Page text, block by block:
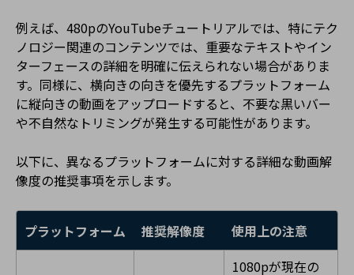
例えば、480pのYouTubeチュートリアルでは、特にテク
ノロジー関連のコンテンツでは、重要なテキストやイン
ターフェースの詳細を明確に伝えられない場合がありま
す。同様に、横向きの向きを優先するプラットフォーム
に縦向きの動画をアップロードすると、不要な黒いバー
や不自然なトリミングが発生する可能性があります。
以下に、異なるプラットフォームに対する詳細な動画解
像度の推奨事項を示します。
プラットフォーム 推奨解像度 使用上の注意
1080pが現在の